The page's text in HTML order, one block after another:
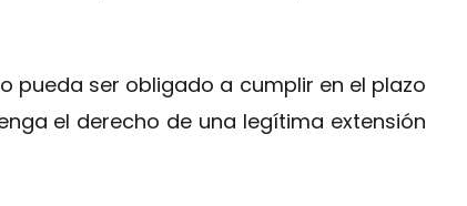
pueda ser obligado a cumplir en el plazo
el derecho de una legítima extensión